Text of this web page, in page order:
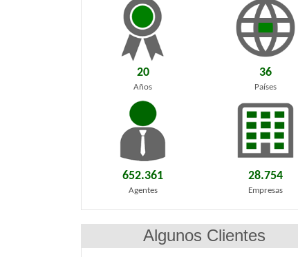
20
Años
36
Países
652.361
Agentes
28.754
Empresas
Algunos Clientes